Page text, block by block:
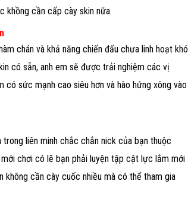
khồng cần cấp cày skin nữa.
chán và khả năng chiến đấu chưa linh hoạt khó
có sẵn, anh em sẽ được trải nghiệm các vị
có sức mạnh cao siêu hơn và hào hứng xông vào
liên minh chắc chắn nick của bạn thuộc
chơi có lẽ bạn phải luyện tập cật lực lắm mới
không cần cày cuốc nhiều mà có thể tham gia